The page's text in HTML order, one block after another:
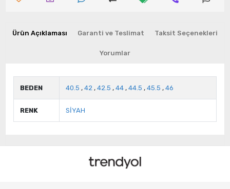
Ürün Açıklaması Garanti ve Teslimat Taksit Seçenekleri
Yorumlar
BEDEN 40.5 , 42 , 42.5 , 44 , 44.5 , 45.5 , 46
RENK SİYAH